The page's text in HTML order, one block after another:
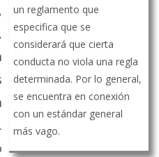
un reglamento que
especifica que se
considerará que cierta
conducta no viola una regla
determinada. Por lo general,
se encuentra en conexión
con un estándar general
más vago.